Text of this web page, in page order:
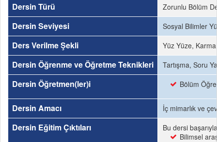
Dersin Türü Zorunlu Bölüm
Dersin Seviyesi Sosyal Bilimler
Ders Verilme Şekli Yüz Yüze, Karma
Dersin Öğrenme ve Öğretme Teknikleri Tartışma, Soru
Dersin Öğretmen(ler)i Bölüm
Dersin Amacı İç mimarlık ve
Dersin Eğitim Çıktıları
Bu dersi
Bilimsel